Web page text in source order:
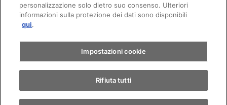
Politica sui cookie Colophon
personalizzazione solo dietro suo consenso. Ulteriori
informazioni sulla protezione dei dati sono disponibili
qui.
Impostazioni cookie
Rifiuta tutti